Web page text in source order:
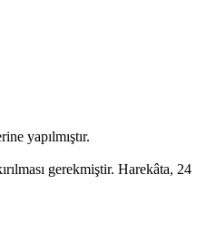
yapılmıştır.
gerekmiştir. Harekâta, 24